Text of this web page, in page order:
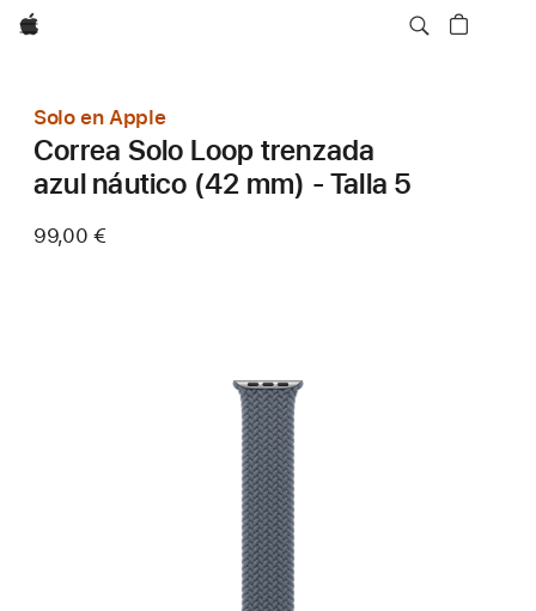
Apple
Solo en Apple
Correa Solo Loop trenzada
azul náutico (42 mm) - Talla 5
99,00 €